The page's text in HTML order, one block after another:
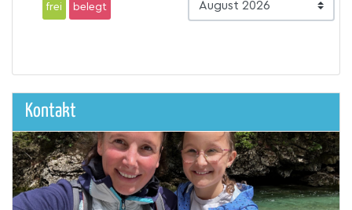
frei belegt
Kontakt